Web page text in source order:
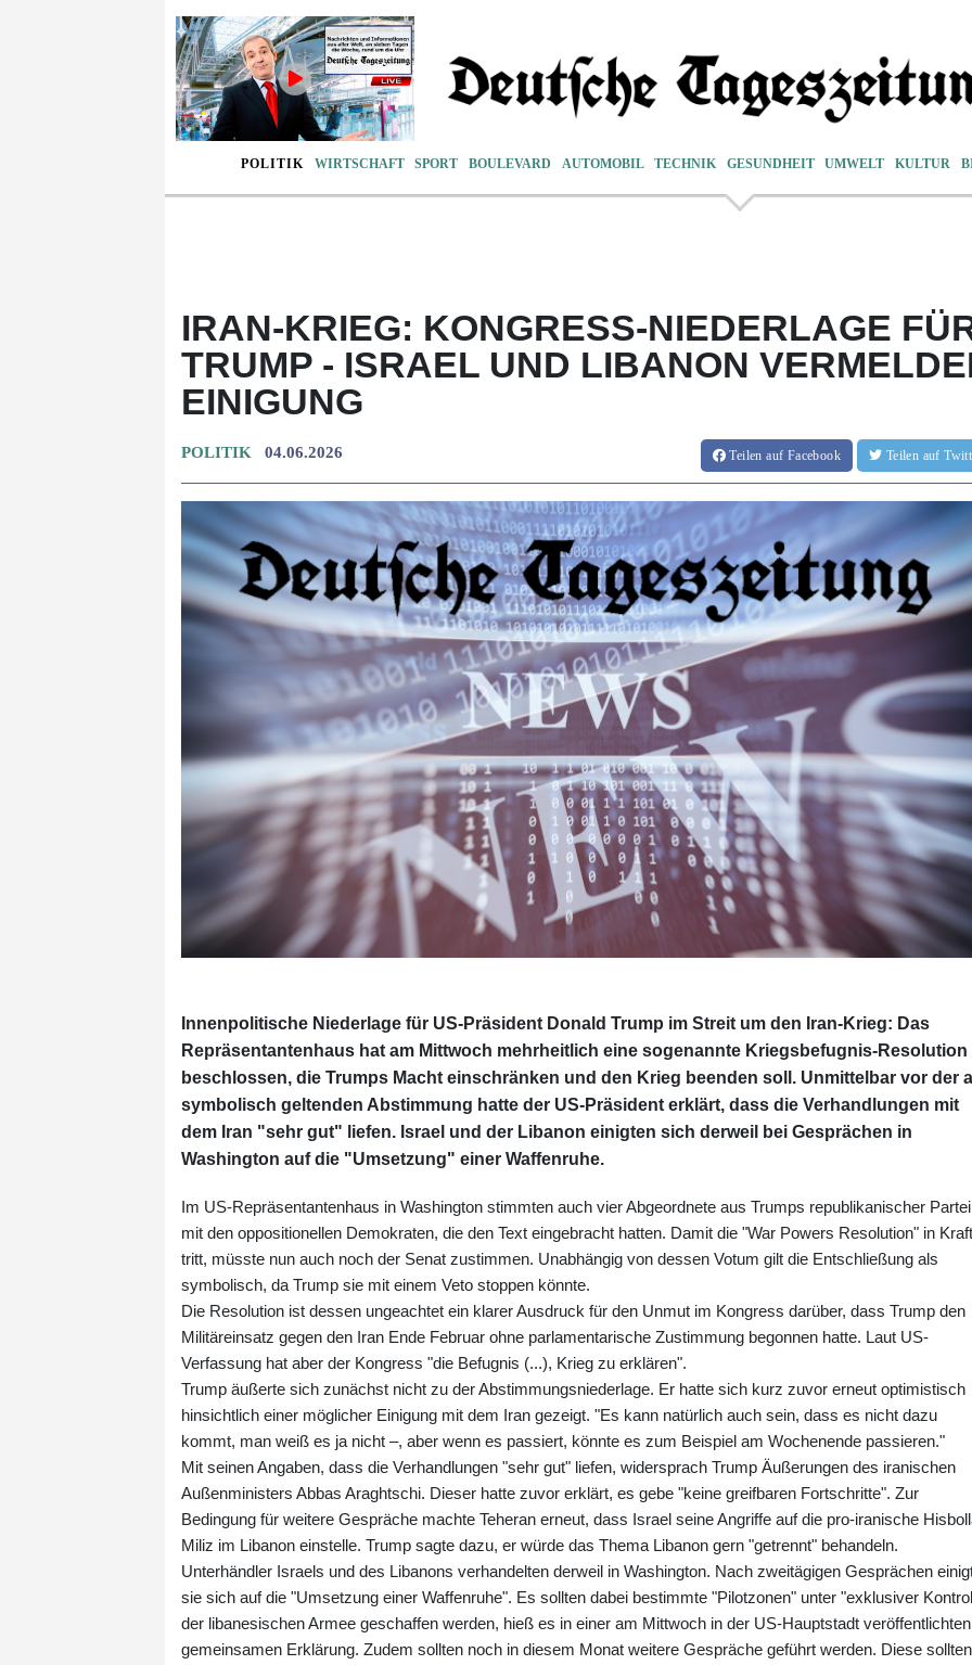
POLITIK WIRTSCHAFT SPORT BOULEVARD AUTOMOBIL TECHNIK GESUNDHEIT UMWELT KULTUR
IRAN-KRIEG: KONGRESS-NIEDERLAGE
TRUMP - ISRAEL UND LIBANON
EINIGUNG
POLITIK 04.06.2026 Teilenauf Facebook Teilen auf
Innenpolitische Niederlage für US-Präsident Donald Trump im Streit um den Iran-Krieg: Das
Repräsentantenhaus hat am Mittwoch mehrheitlich eine sogenannte Kriegsbefugnis-Resolution
beschlossen, die Trumps Macht einschränken und den Krieg beenden soll. Unmittelbar vor der
symbolisch geltenden Abstimmung hatte der US-Präsident erklärt, dass die Verhandlungen mit
dem Iran "sehr gut" liefen. Israel und der Libanon einigten sich derweil bei Gesprächen in
Washington auf die "Umsetzung" einer Waffenruhe.
Im US-Repräsentantenhaus in Washington stimmten auch vier Abgeordnete aus Trumps republikanischer Partei
mit den oppositionellen Demokraten, die den Text eingebracht hatten. Damit die "War Powers Resolution" in Kraft
tritt, müsste nun auch noch der Senat zustimmen. Unabhängig von dessen Votum gilt die Entschließung als
symbolisch, da Trump sie mit einem Veto stoppen könnte.
Die Resolution ist dessen ungeachtet ein klarer Ausdruck für den Unmut im Kongress darüber, dass Trump den
Militäreinsatz gegen den Iran Ende Februar ohne parlamentarische Zustimmung begonnen hatte. Laut US-
Verfassung hat aber der Kongress "die Befugnis (...), Krieg zu erklären".
Trump äußerte sich zunächst nicht zu der Abstimmungsniederlage. Er hatte sich kurz zuvor erneut optimistisch
hinsichtlich einer möglicher Einigung mit dem Iran gezeigt. "Es kann natürlich auch sein, dass es nicht dazu
kommt, man weiß es ja nicht –, aber wenn es passiert, könnte es zum Beispiel am Wochenende passieren."
Mit seinen Angaben, dass die Verhandlungen "sehr gut" liefen, widersprach Trump Äußerungen des iranischen
Außenministers Abbas Araghtschi. Dieser hatte zuvor erklärt, es gebe "keine greifbaren Fortschritte". Zur
Bedingung für weitere Gespräche machte Teheran erneut, dass Israel seine Angriffe auf die pro-iranische
Miliz im Libanon einstelle. Trump sagte dazu, er würde das Thema Libanon gern "getrennt" behandeln.
Unterhändler Israels und des Libanons verhandelten derweil in Washington. Nach zweitägigen Gesprächen
sie sich auf die "Umsetzung einer Waffenruhe". Es sollten dabei bestimmte "Pilotzonen" unter "exklusiver
der libanesischen Armee geschaffen werden, hieß es in einer am Mittwoch in der US-Hauptstadt veröffentlichten
gemeinsamen Erklärung. Zudem sollten noch in diesem Monat weitere Gespräche geführt werden. Diese sollten